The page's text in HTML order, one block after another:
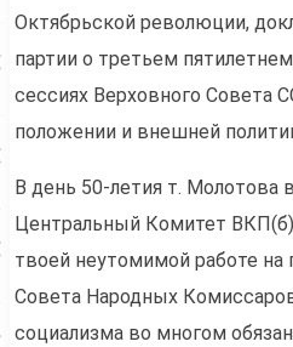
Октябрьской революции,
партии о третьем
сессиях Верховного Совета
положении и внешней
В день 50-летия т. Молотова
Центральный Комитет ВКП(б)
твоей неутомимой работе на
Совета Народных
социализма во многом